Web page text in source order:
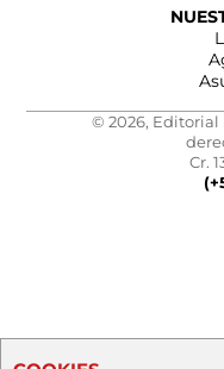
© 2026, Editorial
Cr.